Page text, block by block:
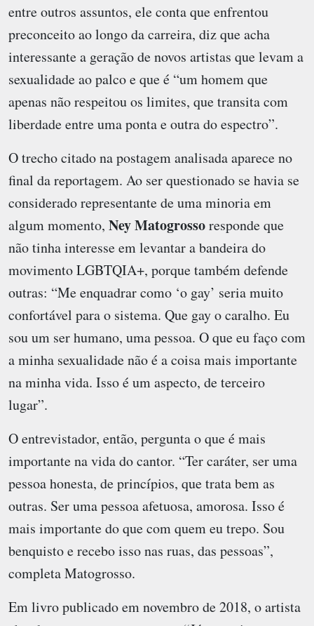
entre outros assuntos, ele conta que enfrentou
preconceito ao longo da carreira, diz que acha
interessante a geração de novos artistas que levam a
sexualidade ao palco e que é “um homem que
apenas não respeitou os limites, que transita com
liberdade entre uma ponta e outra do espectro”.
O trecho citado na postagem analisada aparece no
final da reportagem. Ao ser questionado se havia se
considerado representante de uma minoria em
algum momento, Ney Matogrossoresponde que
não tinha interesse em levantar a bandeira do
movimento LGBTQIA+, porque também defende
outras: “Me enquadrar como ‘o gay’ seria muito
confortável para o sistema. Que gay o caralho. Eu
sou um ser humano, uma pessoa. O que eu faço com
a minha sexualidade não é a coisa mais importante
na minha vida. Isso é um aspecto, de terceiro
lugar”.
O entrevistador, então, pergunta o que é mais
importante na vida do cantor. “Ter caráter, ser uma
pessoa honesta, de princípios, que trata bem as
outras. Ser uma pessoa afetuosa, amorosa. Isso é
mais importante do que com quem eu trepo. Sou
benquisto e recebo isso nas ruas, das pessoas”,
completa Matogrosso.
Em livro publicado em novembro de 2018, o artista